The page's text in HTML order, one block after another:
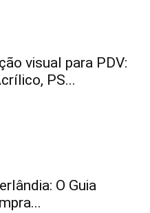
visual para PDV:
PS...
O Guia